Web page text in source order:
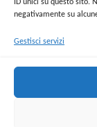
ID unici su questo sito.
negativamente su
Gestisci servizi